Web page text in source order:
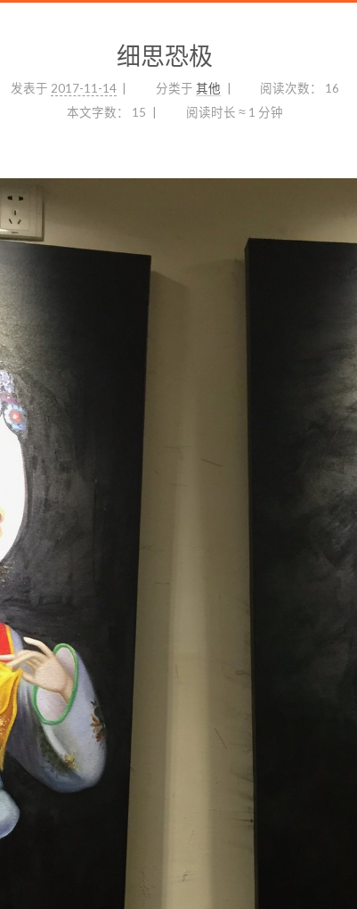
细思恐极
发表于 2017-11-14 分类于 其他 阅读次数：
16
本文字数：
15 阅读时长 ≈ 1 分钟